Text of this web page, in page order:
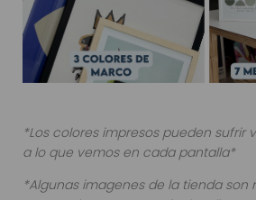
*Los colores impresos pueden sufrir
a lo que vemos en cada pantalla*
*Algunas imagenes de la tienda son